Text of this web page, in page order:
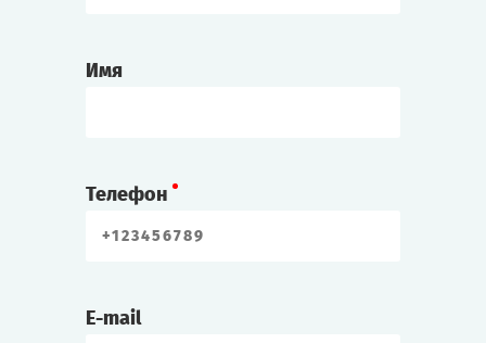
Имя
Телефон
E-mail